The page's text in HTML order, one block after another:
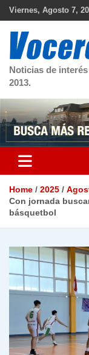
Skip
Viernes, Agosto 7,
Noticias de
2013.
Home 2025
Con jornada
básquetbol